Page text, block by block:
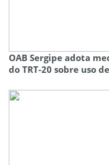
OAB Sergipe adota
do TRT-20 sobre uso